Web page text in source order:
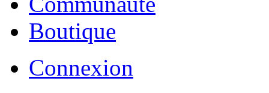
Boutique
Connexion